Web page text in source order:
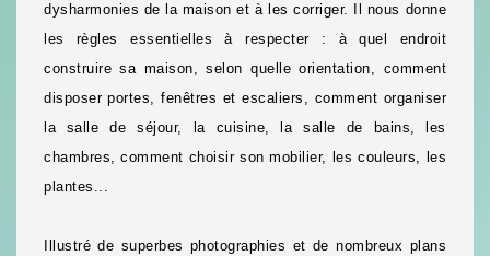
dysharmonies de la maison et à les corriger. Il nous donne
les règles essentielles à respecter : à quel endroit
construire sa maison, selon quelle orientation, comment
disposer portes, fenêtres et escaliers, comment organiser
la salle de séjour, la cuisine, la salle de bains, les
chambres, comment choisir son mobilier, les couleurs, les
plantes...
Illustré de superbes photographies et de nombreux plans